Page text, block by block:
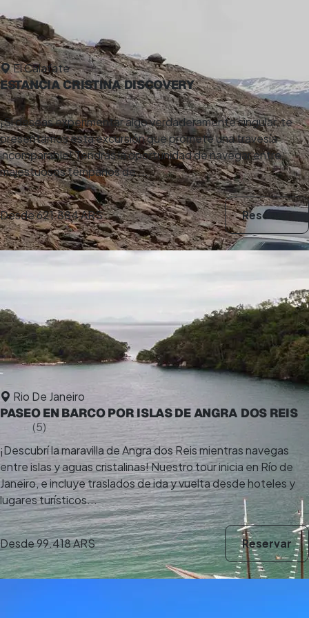
(5)
12 h
El Calafate
ESTANCIA CRISTINA DISCOVERY
¡Si deseas experimentar algo verdaderamente singular, te
presentamos esta excursión que promete una travesía
incomparable! Tendrás la oportunidad de navegar entre
majestuosos témpanos de ...
Desde621.884 ARS Reservar
Rio De Janeiro
PASEO EN BARCO POR ISLAS DE ANGRA DOS REIS
¡Descubrí la maravilla de Angra dos Reis mientras navegas
entre islas y aguas cristalinas! Nuestro tour inicia en Río de
Janeiro, e incluye traslados de ida y vuelta desde hoteles y
lugares turísticos...
Desde99.418 ARS Reservar